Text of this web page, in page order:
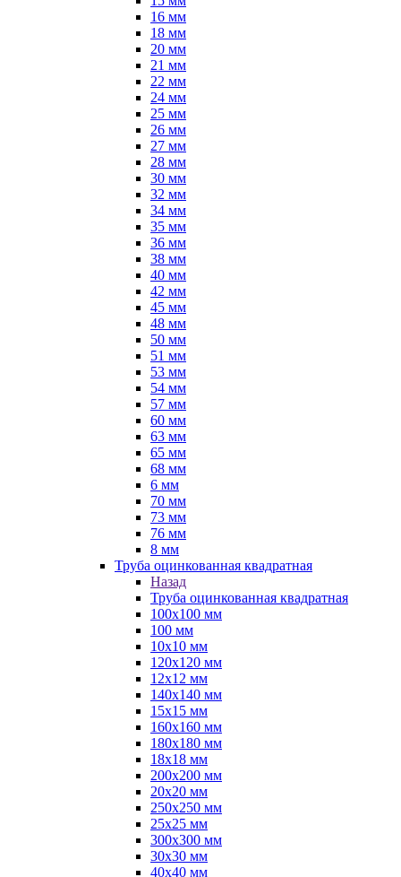
16 мм
18 мм
20 мм
21 мм
22 мм
24 мм
25 мм
26 мм
27 мм
28 мм
30 мм
32 мм
34 мм
35 мм
36 мм
38 мм
40 мм
42 мм
45 мм
48 мм
50 мм
51 мм
53 мм
54 мм
57 мм
60 мм
63 мм
65 мм
68 мм
6 мм
70 мм
73 мм
76 мм
8 мм
Труба оцинкованная квадратная
Назад
Труба оцинкованная квадратная
100х100 мм
100 мм
10х10 мм
120х120 мм
12х12 мм
140х140 мм
15х15 мм
160х160 мм
180х180 мм
18х18 мм
200х200 мм
20х20 мм
250х250 мм
25х25 мм
300х300 мм
30х30 мм
40х40 мм